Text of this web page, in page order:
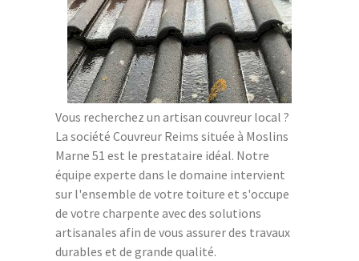
Vous recherchez un artisan couvreur local ?
La société Couvreur Reims située à Moslins
Marne 51 est le prestataire idéal. Notre
équipe experte dans le domaine intervient
sur l'ensemble de votre toiture et s'occupe
de votre charpente avec des solutions
artisanales afin de vous assurer des travaux
durables et de grande qualité.